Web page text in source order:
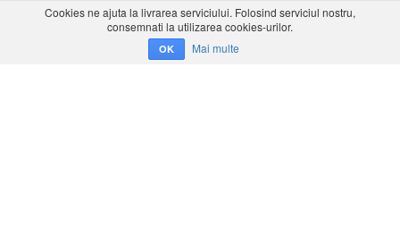
Cookies ne ajuta la livrarea serviciului. Folosind serviciul nostru,
consemnati la utilizarea cookies-urilor.
OK Mai multe